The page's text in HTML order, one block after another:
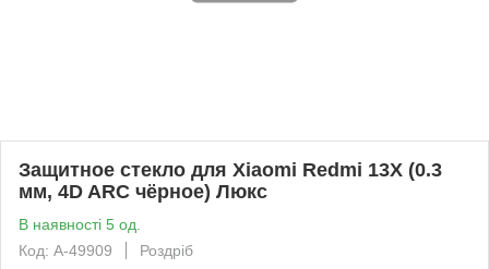
Защитное стекло для Xiaomi Redmi 13X (0.3
мм, 4D ARC чёрное) Люкс
В наявності 5 од.
Код: A-49909
Роздріб